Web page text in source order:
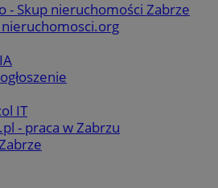
- Skup nieruchomości Zabrze
nieruchomosci.org
IT
- praca w Zabrzu